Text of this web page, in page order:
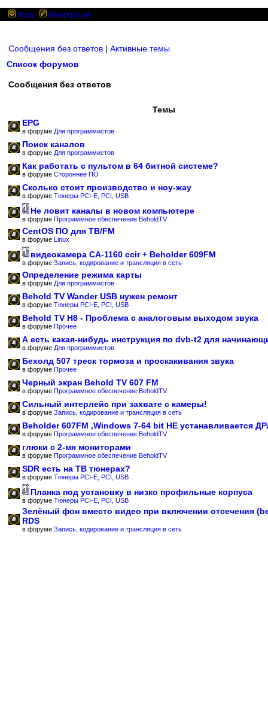
Вход Регистрация
Сообщения без ответов | Активные темы
Список форумов
Сообщения без ответов
Темы
EPG
в форуме Для программистов
Поиск каналов
в форуме Для программистов
Как работать с пультом в 64 битной системе?
в форуме Стороннее ПО
Сколько стоит производство и ноу-жау
в форуме Тюнеры PCI-E, PCI, USB
Не ловит каналы в новом компьютере
в форуме Программное обеспечение BeholdTV
CentOS ПО для ТВ/FM
в форуме Linux
видеокамера CA-1160 ccir + Beholder 609FM
в форуме Запись, кодирование и трансляция в сеть
Определение режима карты
в форуме Для программистов
Behold TV Wander USB нужен ремонт
в форуме Тюнеры PCI-E, PCI, USB
Behold TV H8 - Проблема с аналоговым выходом звука
в форуме Прочее
А есть какая-нибудь инструкция по dvb-t2 для
в форуме Для программистов
Бехолд 507 треск тормоза и проскакивания звука
в форуме Прочее
Черный экран Behold TV 607 FM
в форуме Программное обеспечение BeholdTV
Сильный интерлейс при захвате с камеры!
в форуме Запись, кодирование и трансляция в сеть
Beholder 607FM ,Windows 7-64 bit НЕ устанавливается
в форуме Программное обеспечение BeholdTV
глюки с 2-мя мониторами
в форуме Программное обеспечение BeholdTV
SDR есть на ТВ тюнерах?
в форуме Тюнеры PCI-E, PCI, USB
Планка под установку в низко профильные корпуса
в форуме Тюнеры PCI-E, PCI, USB
Зелёный фон вместо видео при включении отсечения
RDS
в форуме Запись, кодирование и трансляция в сеть